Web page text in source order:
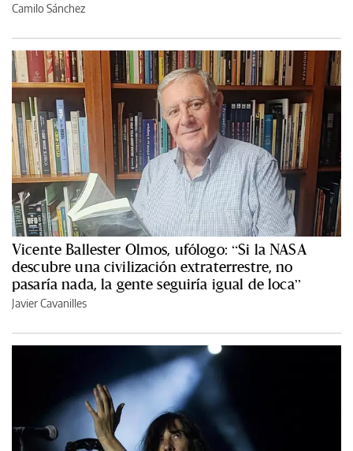
Camilo Sánchez
Vicente Ballester Olmos, ufólogo: “Si la NASA
descubre una civilización extraterrestre, no
pasaría nada, la gente seguiría igual de loca”
Javier Cavanilles